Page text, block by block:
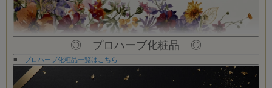
◎ プロハーブ化粧品 ◎
■ プロハーブ化粧品一覧はこちら